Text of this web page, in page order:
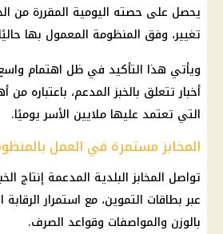
يحصل على حصته اليومية المقررة من
تغيير، وفق المنظومة المعمول بها
ويأتي هذا التأكيد في ظل اهتمام
أخبار تتعلق بالخبز المدعم، باعتباره من
التي تعتمد عليها ملايين الأسر يوميًا.
المخابز مستمرة في العمل
تواصل المخابز البلدية المدعمة إنتاج
عبربطاقات التموين، مع استمرار الرقابة
بالوزن والمواصفات وقواعد الصرف.